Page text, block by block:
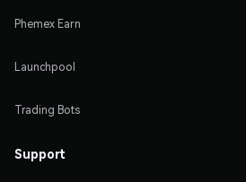
Phemex Earn
Launchpool
Trading Bots
Support